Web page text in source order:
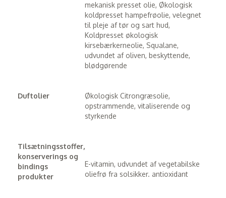
mekanisk presset olie, Økologisk
koldpresset hampefrøolie, velegnet
til pleje af tør og sart hud,
Koldpresset økologisk
kirsebærkerneolie, Squalane,
udvundet af oliven, beskyttende,
blødgørende
Duftolier
Økologisk Citrongræsolie,
opstrammende, vitaliserende og
styrkende
Tilsætningsstoffer,
konserverings og
bindings
produkter
E-vitamin, udvundet af vegetabilske
oliefrø fra solsikker. antioxidant